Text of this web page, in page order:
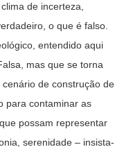
de incerteza,
o que é falso.
entendido aqui
mas que se torna
de construção de
para contaminar as
possam representar
serenidade – insista-